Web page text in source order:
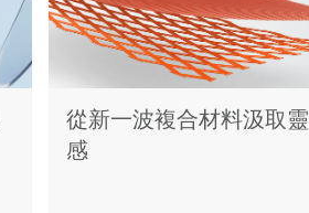
從新一波複合材料汲取靈
感